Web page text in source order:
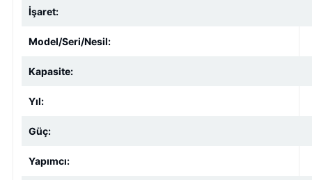
İşaret:
Model/Seri/Nesil:
Kapasite:
Yıl:
Güç:
Yapımcı: